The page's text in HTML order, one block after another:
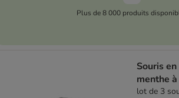
Plus de 8 000 produits
Souris
menthe
lot de 3